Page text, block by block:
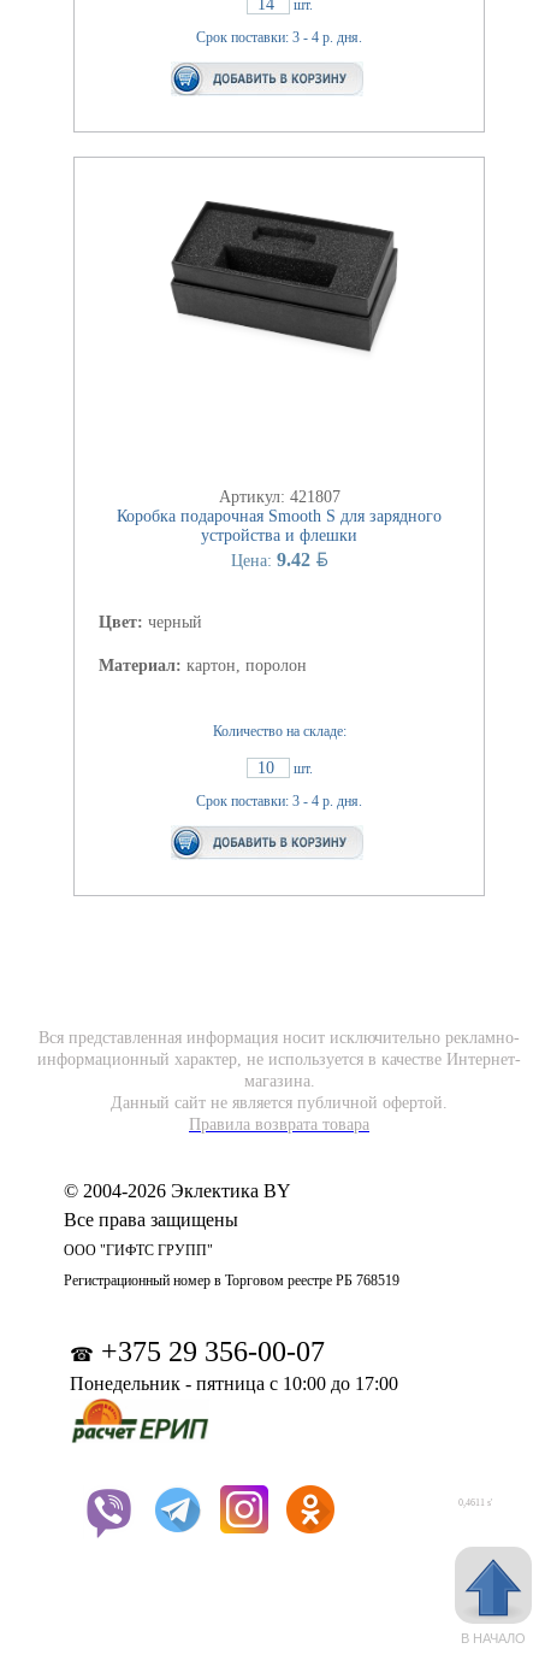
14
шт.
Срок поставки: 3 - 4 р. дня.
Артикул: 421807
Коробка подарочная Smooth S для зарядного
устройства и флешки
Цена: 9.42 BYN
Цвет: черный
Материал: картон, поролон
Количество на складе:
10
шт.
Срок поставки: 3 - 4 р. дня.
Вся представленная информация носит исключительно рекламно-
информационный характер, не используется в качестве Интернет-
магазина.
Данный сайт не является публичной офертой.
Правила возврата товара
© 2004-2026 Эклектика BY
Все права защищены
ООО "ГИФТС ГРУПП"
Регистрационный номер в Торговом реестре РБ 768519
☎ +375 29 356-00-07
Понедельник - пятница с 10:00 до 17:00
0,4611 s'
В НАЧАЛО